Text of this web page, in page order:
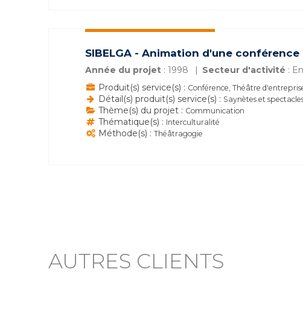
SIBELGA - Animation d'une
Année du projet : 1998 Secteur d'activité :
Produit(s) service(s) : Conférence, Théâtre
Détail(s) produit(s) service(s) : Saynètes et
Thème(s) du projet : Communication
Thématique(s) : Interculturalité
Méthode(s) : Théâtragogie
AUTRES CLIENTS